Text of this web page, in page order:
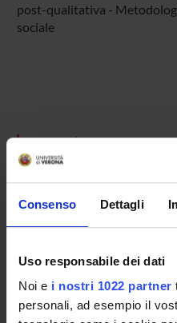
Consenso Dettagli
Uso responsabile dei dati
Noi e i nostri 1022 partner
personali, ad esempio il
post-qualitativa -
sociale
ATTIVITÀ
GRUPPI DI RICERCA
STRUTTURE